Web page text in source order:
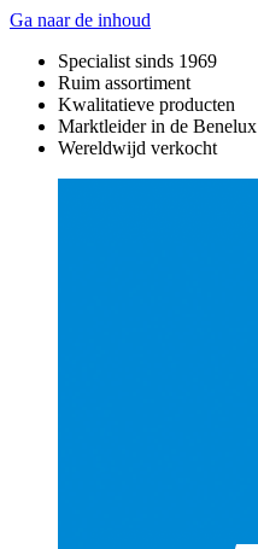
Ga naar de inhoud
Specialist sinds 1969
Ruim assortiment
Kwalitatieve producten
Marktleider in de Benelux
Wereldwijd verkocht